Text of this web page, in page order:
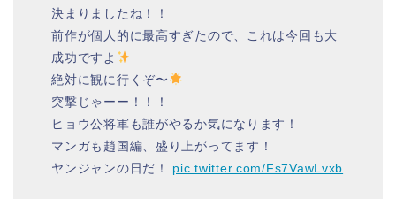
決まりましたね！！
前作が個人的に最高すぎたので、これは今回も大
成功ですよ
絶対に観に行くぞ〜
突撃じゃーー！！！
ヒョウ公将軍も誰がやるか気になります！
マンガも趙国編、盛り上がってます！
ヤンジャンの日だ！ pic.twitter.com/Fs7VawLvxb